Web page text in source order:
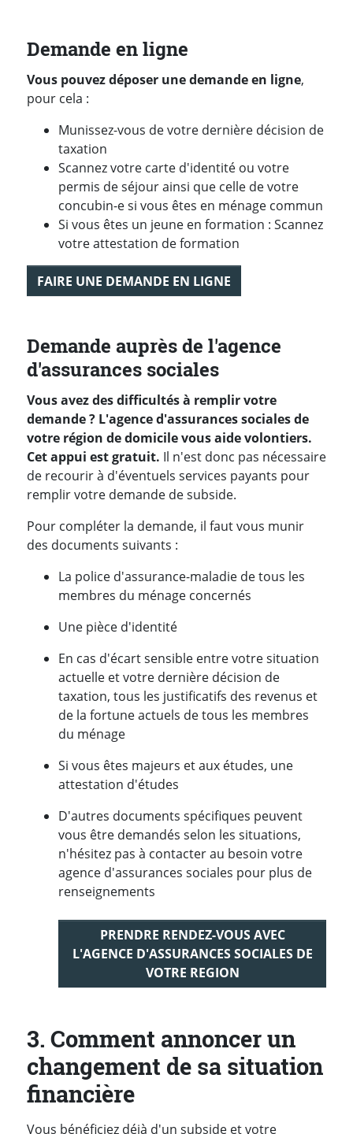
Demande en ligne
Vous pouvez déposer une demande en ligne,
pour cela :
Munissez-vous de votre dernière décision de
taxation
Scannez votre carte d'identité ou votre
permis de séjour ainsi que celle de votre
concubin-e si vous êtes en ménage commun
Si vous êtes un jeune en formation : Scannez
votre attestation de formation
FAIRE UNE DEMANDE EN LIGNE
Demande auprès de l'agence
d'assurances sociales
Vous avez des difficultés à remplir votre
demande ? L'agence d'assurances sociales de
votre région de domicile vous aide volontiers.
Cet appui est gratuit. Il n'est donc pas nécessaire
de recourir à d'éventuels services payants pour
remplir votre demande de subside.
Pour compléter la demande, il faut vous munir
des documents suivants :
La police d'assurance-maladie de tous les
membres du ménage concernés
Une pièce d'identité
En cas d'écart sensible entre votre situation
actuelle et votre dernière décision de
taxation, tous les justificatifs des revenus et
de la fortune actuels de tous les membres
du ménage
Si vous êtes majeurs et aux études, une
attestation d'études
D'autres documents spécifiques peuvent
vous être demandés selon les situations,
n'hésitez pas à contacter au besoin votre
agence d'assurances sociales pour plus de
renseignements
PRENDRE RENDEZ-VOUS AVEC
L'AGENCE D'ASSURANCES SOCIALES DE
VOTRE REGION
3. Comment annoncer un
changement de sa situation
financière
Vous bénéficiez déjà d'un subside et votre